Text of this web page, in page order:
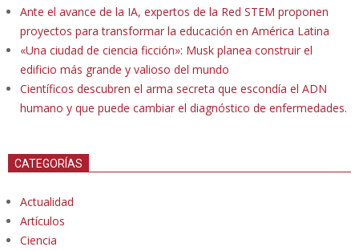
Ante el avance de la IA, expertos de la Red STEM proponen
proyectos para transformar la educación en América Latina
«Una ciudad de ciencia ficción»: Musk planea construir el
edificio más grande y valioso del mundo
Científicos descubren el arma secreta que escondía el ADN
humano y que puede cambiar el diagnóstico de enfermedades.
CATEGORÍAS
Actualidad
Artículos
Ciencia